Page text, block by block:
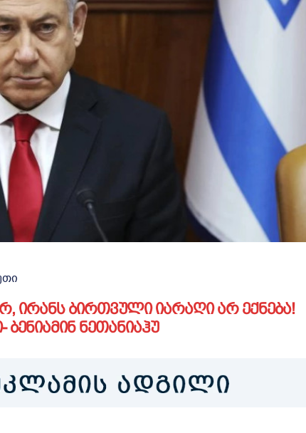
ირანს ბირთვული იარაღი არ ექნება!
ბენიამინ ნეთანიაჰუ